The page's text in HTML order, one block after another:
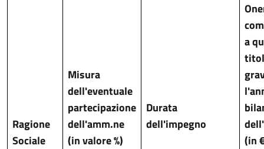
Ragione
Sociale
Misura
dell'eventuale
partecipazione
dell'amm.ne
(in valore %)
Durata
dell'impegno
a
(in